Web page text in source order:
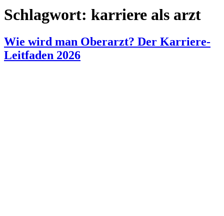
Schlagwort: karriere als arzt
Wie wird man Oberarzt? Der Karriere-
Leitfaden 2026